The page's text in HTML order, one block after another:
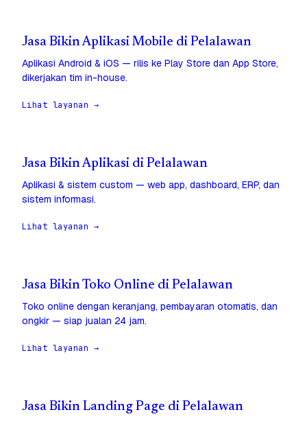
Jasa Bikin Aplikasi Mobile di Pelalawan
Aplikasi Android & iOS — rilis ke Play Store dan App Store,
dikerjakan tim in-house.
Lihat layanan →
Jasa Bikin Aplikasi di Pelalawan
Aplikasi & sistem custom — web app, dashboard, ERP, dan
sistem informasi.
Lihat layanan →
Jasa Bikin Toko Online di Pelalawan
Toko online dengan keranjang, pembayaran otomatis, dan
ongkir — siap jualan 24 jam.
Lihat layanan →
Jasa Bikin Landing Page di Pelalawan